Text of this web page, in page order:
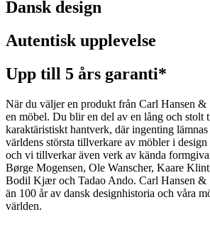
Dansk design
Autentisk upplevelse
Upp till 5 års garanti*
När du väljer en produkt från Carl Hansen &
en möbel. Du blir en del av en lång och stolt
karaktäristiskt hantverk, där ingenting
världens största tillverkare av möbler i design
och vi tillverkar även verk av kända
Børge Mogensen, Ole Wanscher, Kaare
Bodil Kjær och Tadao Ando. Carl Hansen &
än 100 år av dansk designhistoria och våra
världen.